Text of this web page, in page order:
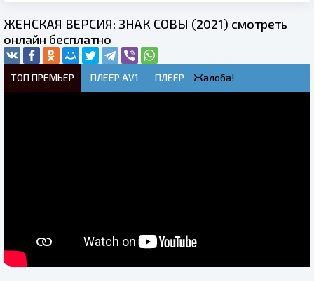
ЖЕНСКАЯ ВЕРСИЯ: ЗНАК СОВЫ (2021) смотреть
онлайн бесплатно
ТОП ПРЕМЬЕР ПЛЕЕР AV1 ПЛЕЕР Жалоба!